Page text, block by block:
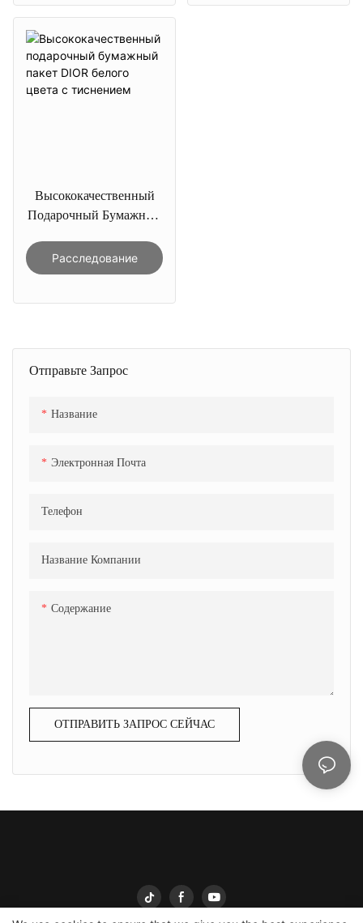
Отправьте Запрос
Название
Электронная Почта
Телефон
Название Компании
Содержание
ОТПРАВИТЬ ЗАПРОС СЕЙЧАС
Высококачественный
Подарочный Бумажный
Цвета С Тиснением
Расследование